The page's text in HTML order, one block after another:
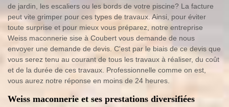
de jardin, les escaliers ou les bords de votre piscine? La facture
peut vite grimper pour ces types de travaux. Ainsi, pour éviter
toute surprise et pour mieux vous préparez, notre entreprise
Weiss maconnerie sise à Coubert vous demande de nous
envoyer une demande de devis. C'est par le biais de ce devis que
vous serez tenu au courant de tous les travaux à réaliser, du coût
et de la durée de ces travaux. Professionnelle comme on est,
vous aurez notre réponse en moins de 24 heures.
Weiss maconnerie et ses prestations diversifiées